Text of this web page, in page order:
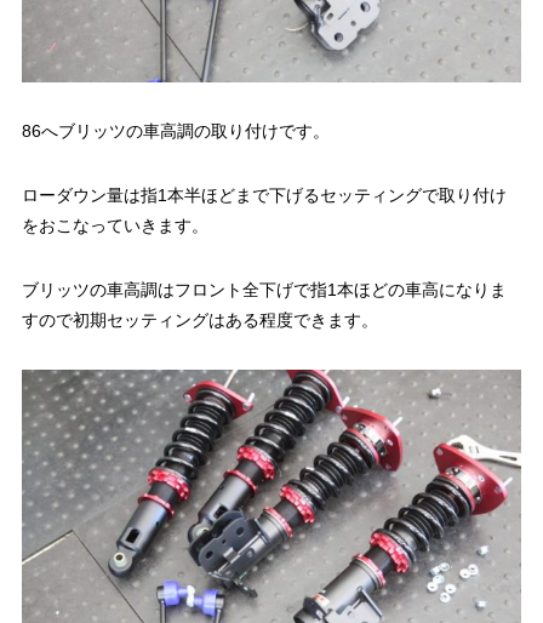
86へブリッツの車高調の取り付けです。
ローダウン量は指1本半ほどまで下げるセッティングで取り付け
をおこなっていきます。
ブリッツの車高調はフロント全下げで指1本ほどの車高になりま
すので初期セッティングはある程度できます。